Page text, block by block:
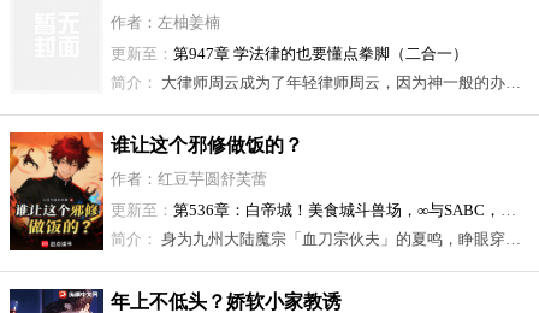
锦旗？
作者：左柚姜楠
更新至： 第947章 学法律的也要懂点拳脚（二合一）
简介：
大律师周云成为了年轻律师周云，因为神一般的办案逻辑，被网友称为鬼才律师\n已婚渣男玩弄感情怀孕后不想负责，报警还没人管？ \n建议以重婚罪共同犯罪自首，自首肯定会有人管的，而且自首加怀孕，基本可以不起诉\n法院做饭多年的厨师被第三方公司开除还扬言想怎么玩都陪着？ 建议被法院告上法院。\n在没有第三方公司之前，和法院之间可是事实上的劳动关系。 \n让法院去对付第三方公司，计划通。\n女朋友突然玩消失联系不上？ 说自己不是舔狗就想和女朋友见一面说清楚？建议起诉女朋友索要之前以结婚为目的的赠予，这样对方肯定会很想骂你，那自然就会和你联系，和你见面，顺便还证明你不是舔狗，计划通……\n律师做事，就是这样，有问题吗？
谁让这个邪修做饭的？
作者：红豆芋圆舒芙蕾
更新至： 第536章：白帝城！美食城斗兽场，∞与SABC，被夏民辉放弃掉的S..
简介： 身为九州大陆魔宗「血刀宗伙夫」的夏鸣，睁眼穿越成了都市的一名烤肉店老板。 此刻，他正与85名天南海北的参赛选手一起，参加综艺《一饭成名》，最终的胜利者不止能获得高额奖金，还能参与专业企业选品。 当其他选手还在思考如何比拼摆盘之时，他却已经开始了邪修的做饭日常！ “吃饭嘛，药不死就行，药死了说明你和魔宗没有缘分！”烤蝎子，烧毛蛋，五路杂汤，一字血肠...一道道令人发憷的料理在引爆评委的目光，也炸开了他们味蕾。 「谢庭锋：让人又爱又恨的厨子」「郑勇麒：把灯先关了我再吃」粉丝爱他至极，黑粉也对他嗤之以鼻，认为他是顶着「邪修噱头」博眼球的「厨师异类」！ 但夏鸣无所谓，身怀「融血魔修之法」的他，不止能赚奖金，还能提取珍贵食材中的血液用于修炼，为了合理获取珍惜食材，他自此在饭圈综艺上狂奔不止... “你问我一个厨子为什么要参加《极地求生》？因为这里有被冻死的北极熊啊！” “什么？你问我为何能十七刀庖丁解牛？五十米外气震野鹤？百米之外精准发现蚁巢？” “不是，我一个厨子，走南闯北，多学点技巧防身应该也很河狸吧？”本书又名《美食，我起手五毒吓退评委》，《作为邪修，做饭先抽血很河狸吧！ 》
年上不低头？娇软小家教诱